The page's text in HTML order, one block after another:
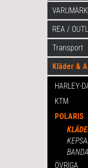
REA /
Transport
Kläder &
HARLEY-
KTM
POLARIS
ÖVRIGA